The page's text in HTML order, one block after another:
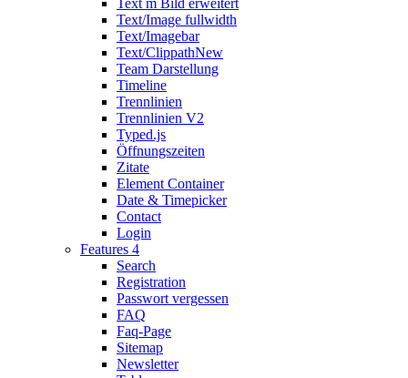
Text m Bild erweitert
Text/Image fullwidth
Text/Imagebar
Text/ClippathNew
Team Darstellung
Timeline
Trennlinien
Trennlinien V2
Typed.js
Öffnungszeiten
Zitate
Element Container
Date & Timepicker
Contact
Login
Features 4
Search
Registration
Passwort vergessen
FAQ
Faq-Page
Sitemap
Newsletter